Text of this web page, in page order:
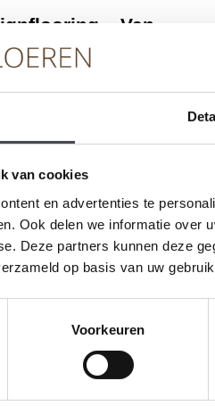
van cookies
en advertenties te
Ook delen we informatie over
Deze partners kunnen deze
op basis van uw
Voorkeuren
– Van
Rigid Core –
m